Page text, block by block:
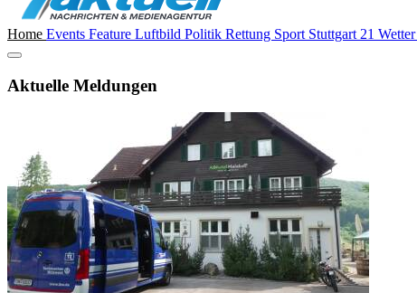
Home Events Feature Luftbild Politik Rettung Sport Stuttgart 21 Wetter
Aktuelle Meldungen